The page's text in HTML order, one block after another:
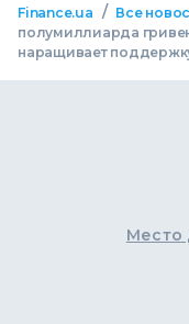
Finance.ua / Все
полумиллиарда
наращивает
Место